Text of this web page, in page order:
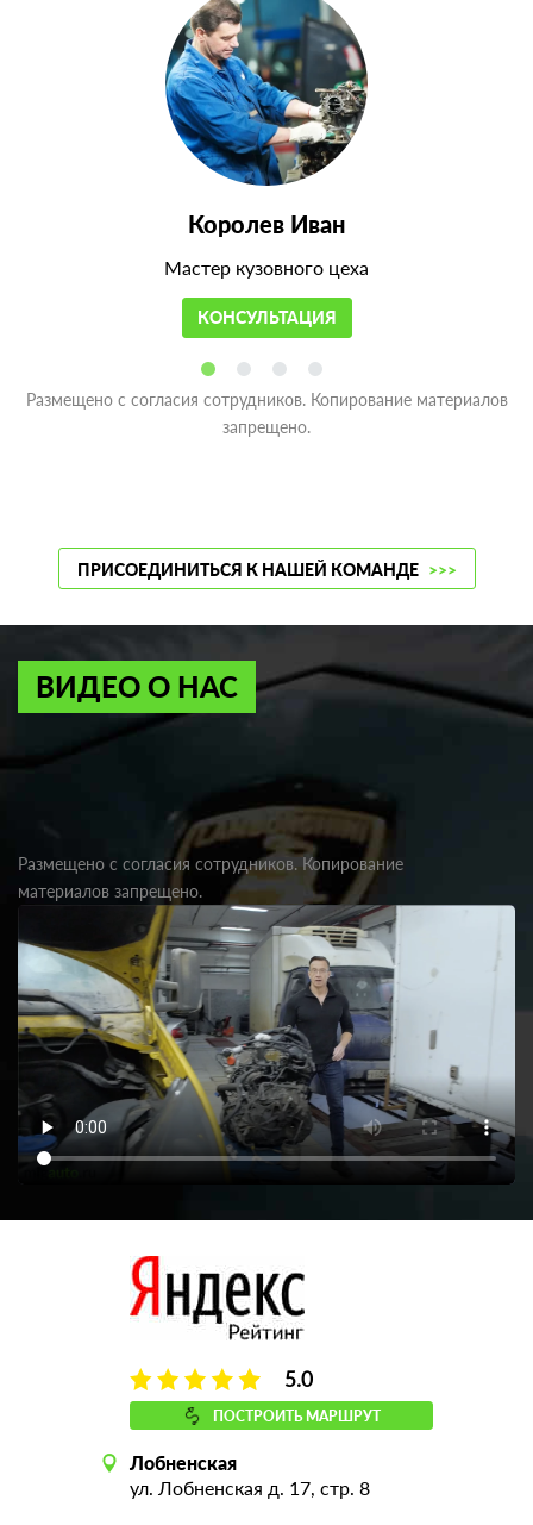
Королев Иван
Мастер кузовного цеха
КОНСУЛЬТАЦИЯ
Размещено с согласия сотрудников. Копирование материалов
запрещено.
ПРИСОЕДИНИТЬСЯ К НАШЕЙ КОМАНДЕ >>>
ВИДЕО О НАС
Размещено с согласия сотрудников. Копирование
материалов запрещено.
5.0
ПОСТРОИТЬ МАРШРУТ
Лобненская
ул. Лобненская д. 17, стр. 8